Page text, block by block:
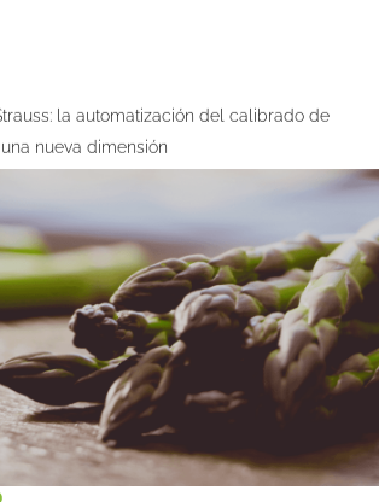
la automatización del calibrado de
nueva dimensión